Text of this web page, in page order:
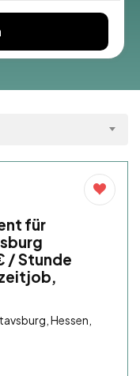
für
/ Stunde
Hessen,